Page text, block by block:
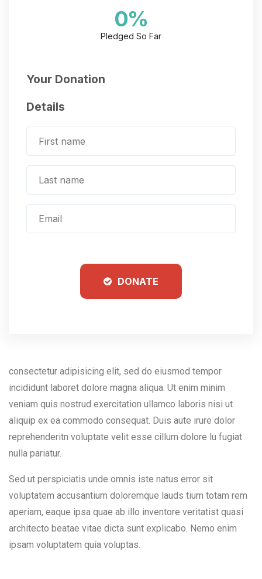
0%
Pledged So Far
Your Donation
Details
DONATE
consectetur adipisicing elit, sed do eiusmod tempor
incididunt laboret dolore magna aliqua. Ut enim minim
veniam quis nostrud exercitation ullamco laboris nisi ut
aliquip ex ea commodo consequat. Duis aute irure dolor
reprehenderitn voluptate velit esse cillum dolore lu fugiat
nulla pariatur.
Sed ut perspiciatis unde omnis iste natus error sit
voluptatem accusantium doloremque lauds tium totam rem
aperiam, eaque ipsa quae ab illo inventore veritatist quasi
architecto beatae vitae dicta sunt explicabo. Nemo enim
ipsam voluptatem quia voluptas.